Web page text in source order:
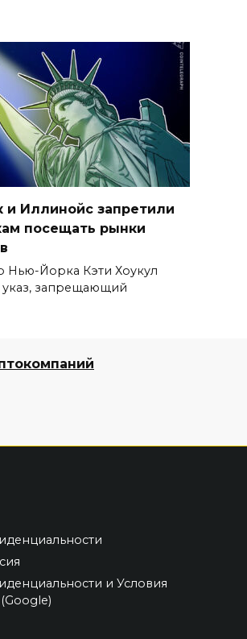
и Иллинойс запретили
посещать рынки
Нью-Йорка Кэти Хоукул
указ, запрещающий
и Условия